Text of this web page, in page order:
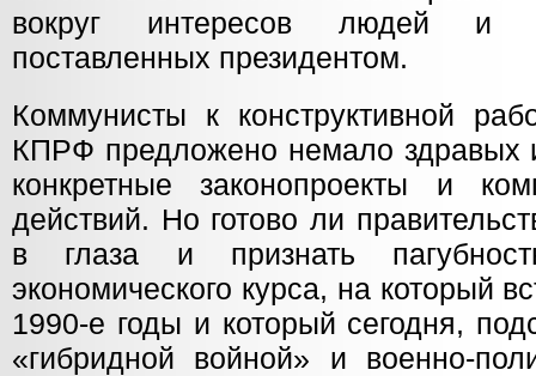
вокруг интересов людей и
поставленных президентом.
Коммунисты к конструктивной
КПРФ предложено немало
конкретные законопроекты и
действий. Но готово ли
в глаза и признать
экономического курса, на который
1990-е годы и который сегодня,
«гибридной войной» и военно-